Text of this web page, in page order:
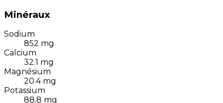
Minéraux
Sodium
852 mg
Calcium
32.1 mg
Magnésium
20.4 mg
Potassium
88.8 mg